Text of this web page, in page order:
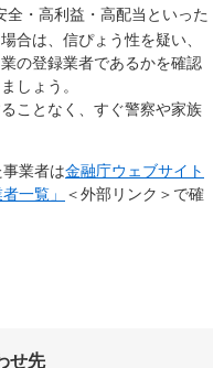
全・高利益・高配当といった
合は、信ぴょう性を疑い、
の登録業者であるかを確認
しょう。
ことなく、すぐ警察や家族
業者は金融庁ウェブサイト
一覧」
＜外部リンク＞ で確
せ先